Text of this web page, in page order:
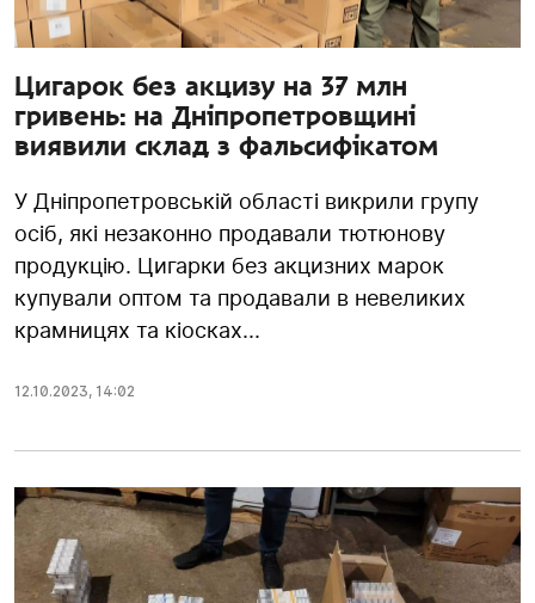
Цигарок без акцизу на 37 млн
гривень: на Дніпропетровщині
виявили склад з фальсифікатом
У Дніпропетровській області викрили групу
осіб, які незаконно продавали тютюнову
продукцію. Цигарки без акцизних марок
купували оптом та продавали в невеликих
крамницях та кіосках...
12.10.2023, 14:02